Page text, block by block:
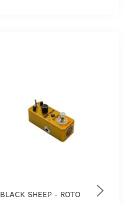
BLACK SHEEP - ROTO